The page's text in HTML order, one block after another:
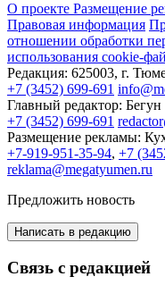
О проекте Размещение
Правовая информация
отношении обработки
использования cookie-
Редакция: 625003, г.
+7 (3452) 699-691
Главный редактор:
+7 (3452) 699-691
Размещение рекламы:
+7-919-951-35-94, +7
reklama@megatyumen.ru
Предложить новость
Написать в редакцию
Связь с редакцией